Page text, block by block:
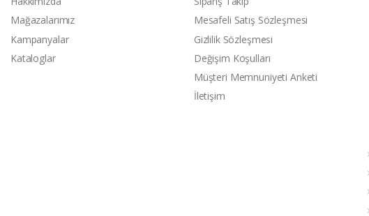
Mağazalarımız
Kampanyalar
Kataloglar
Mesafeli Satış Sözleşmesi
Gizlilik Sözleşmesi
Değişim Koşulları
Müşteri Memnuniyeti Anketi
İletişim